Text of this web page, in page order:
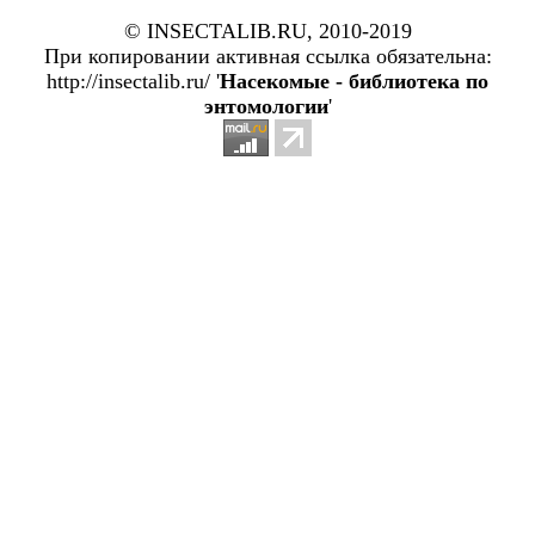
© INSECTALIB.RU, 2010-2019
При копировании активная ссылка обязательна:
http://insectalib.ru/ 'Насекомые - библиотека по
энтомологии'